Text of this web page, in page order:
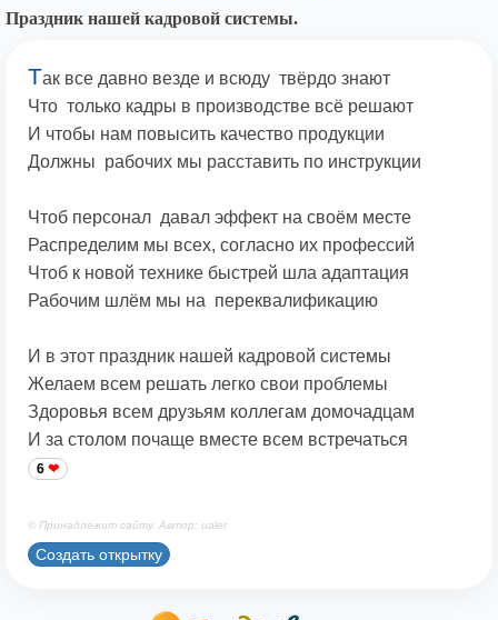
Праздник нашей кадровой системы.
Так все давно везде и всюду твёрдо знают
Что только кадры в производстве всё решают
И чтобы нам повысить качество продукции
Должны рабочих мы расставить по инструкции
Чтоб персонал давал эффект на своём месте
Распределим мы всех, согласно их профессий
Чтоб к новой технике быстрей шла адаптация
Рабочим шлём мы на переквалификацию
И в этот праздник нашей кадровой системы
Желаем всем решать легко свои проблемы
Здоровья всем друзьям коллегам домочадцам
И за столом почаще вместе всем встречаться
6
© Принадлежит сайту. Автор: ualer
Создать открытку